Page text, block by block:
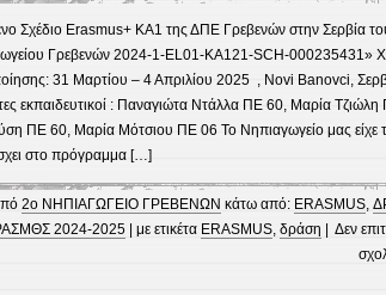
Σχέδιο Erasmus+ ΚΑ1 της ΔΠΕ Γρεβενών στην Σερβία
Γρεβενών 2024-1-EL01-KA121-SCH-000235431»
31 Μαρτίου – 4 Απριλίου 2025 , Novi Banovci,
εκπαιδευτικοί : Παναγιώτα Ντάλλα ΠΕ 60, Μαρία
ΠΕ 60, Μαρία Μότσιου ΠΕ 06 Το Νηπιαγωγείο μας είχε
στο πρόγραμμα […]
2ο ΝΗΠΙΑΓΩΓΕΙΟ ΓΡΕΒΕΝΩΝ κάτω από: ERASMUS,
2024-2025| με ετικέτα ERASMUS, δράση | Δεν